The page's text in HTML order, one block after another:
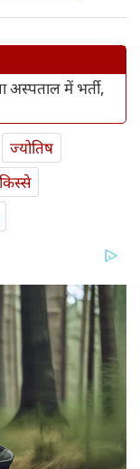
अस्पताल में भर्ती,
ज्योतिष